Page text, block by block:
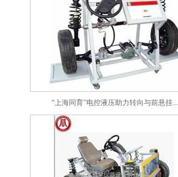
“上海同育”电控液压助力转向与前悬挂...